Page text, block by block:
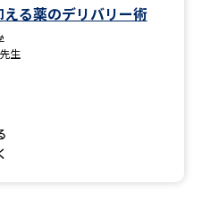
大学院の資料請求
る薬のデリバリー術
生